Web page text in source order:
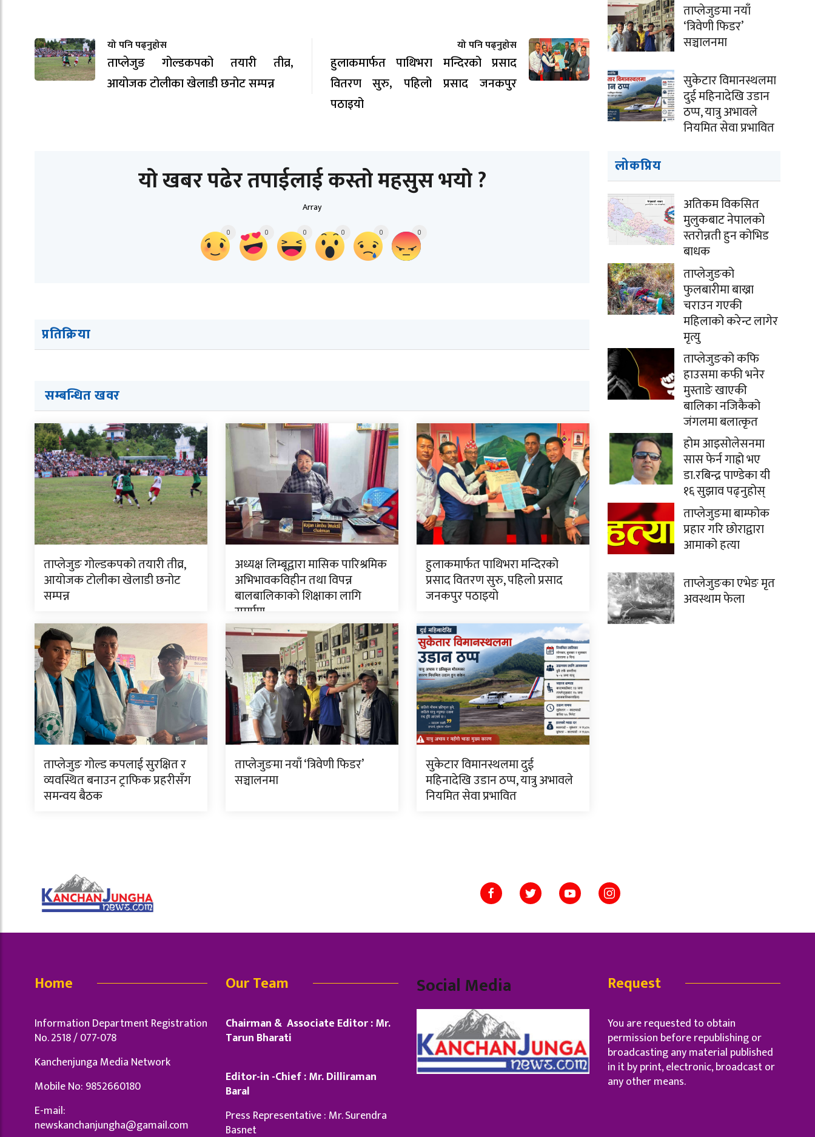
यो पनि पढ्नुहोस
ताप्लेजुङ गोल्डकपको तयारी तीव्र,
आयोजक टोलीका खेलाडी छनोट सम्पन्न
यो पनि पढ्नुहोस
हुलाकमार्फत पाथिभरा मन्दिरको प्रसाद
वितरण सुरु, पहिलो प्रसाद जनकपुर
पठाइयो
यो खबर पढेर तपाईलाई कस्तो महसुस भयो ?
Array
0 0 0 0 0 0
प्रतिक्रिया
सम्बन्धित खवर
ताप्लेजुङ गोल्डकपको तयारी तीव्र,
आयोजक टोलीका खेलाडी छनोट
सम्पन्न
अध्यक्ष लिम्बूद्वारा मासिक पारिश्रमिक
अभिभावकविहीन तथा विपन्न
बालबालिकाको शिक्षाका लागि
समर्पण
हुलाकमार्फत पाथिभरा मन्दिरको
प्रसाद वितरण सुरु, पहिलो प्रसाद
जनकपुर पठाइयो
ताप्लेजुङ गोल्ड कपलाई सुरक्षित र
व्यवस्थित बनाउन ट्राफिक प्रहरीसँग
समन्वय बैठक
ताप्लेजुङमा नयाँ ‘त्रिवेणी फिडर’
सञ्चालनमा
सुकेटार विमानस्थलमा दुई
महिनादेखि उडान ठप्प, यात्रु अभावले
नियमित सेवा प्रभावित
ताप्लेजुङमा नयाँ
‘त्रिवेणी फिडर’
सञ्चालनमा
सुकेटार विमानस्थलमा
दुई महिनादेखि उडान
ठप्प, यात्रु अभावले
नियमित सेवा प्रभावित
लोकप्रिय
अतिकम विकसित
मुलुकबाट नेपालको
स्तरोन्नती हुन कोभिड
बाधक
ताप्लेजुङको
फुलबारीमा बाख्रा
चराउन गएकी
महिलाको करेन्ट लागेर
मृत्यु
ताप्लेजुङको कफि
हाउसमा कफी भनेर
मुस्ताङे खाएकी
बालिका नजिकैको
जंगलमा बलात्कृत
होम आइसोलेसनमा
सास फेर्न गाह्रो भए
डा.रबिन्द्र पाण्डेका यी
१६ सुझाव पढ्नुहोस्
ताप्लेजुङमा बाम्फोक
प्रहार गरि छोराद्वारा
आमाको हत्या
ताप्लेजुङका एभेङ मृत
अवस्थाम फेला
Home
Information Department Registration
No. 2518 / 077-078
Kanchenjunga Media Network
Mobile No: 9852660180
E-mail:
newskanchanjungha@gamail.com
Our Team
Chairman & Associate Editor : Mr.
Tarun Bharati
Editor-in -Chief : Mr. Dilliraman
Baral
Press Representative : Mr. Surendra
Basnet
Social Media Request
You are requested to obtain
permission before republishing or
broadcasting any material published
in it by print, electronic, broadcast or
any other means.